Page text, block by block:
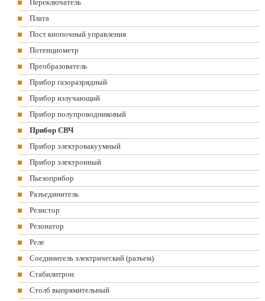
Переключатель
Плата
Пост кнопочный управления
Потенциометр
Преобразователь
Прибор газоразрядный
Прибор излучающий
Прибор полупроводниковый
Прибор СВЧ
Прибор электровакуумный
Прибор электронный
Пьезоприбор
Разъединитель
Резистор
Резонатор
Реле
Соединитель электрический (разъем)
Стабилитрон
Столб выпрямительный